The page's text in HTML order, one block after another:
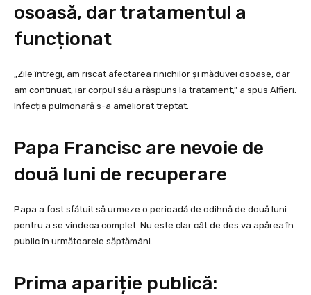
osoasă, dar tratamentul a
funcționat
„Zile întregi, am riscat afectarea rinichilor și măduvei osoase, dar
am continuat, iar corpul său a răspuns la tratament,” a spus Alfieri.
Infecția pulmonară s-a ameliorat treptat.
Papa Francisc are nevoie de
două luni de recuperare
Papa a fost sfătuit să urmeze o perioadă de odihnă de două luni
pentru a se vindeca complet. Nu este clar cât de des va apărea în
public în următoarele săptămâni.
Prima apariție publică: